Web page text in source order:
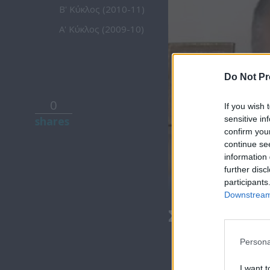
Do Not
If you wish
sensitive
confirm
continue
information
further
I want
Β' Κύκλος (2010-11)
Α' Κύκλος (2009-10)
0
Στιγμές